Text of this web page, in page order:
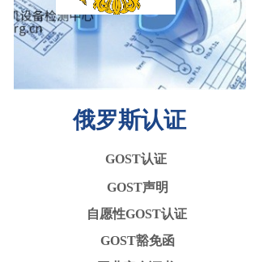
俄罗斯认证
GOST认证
GOST声明
自愿性GOST认证
GOST豁免函